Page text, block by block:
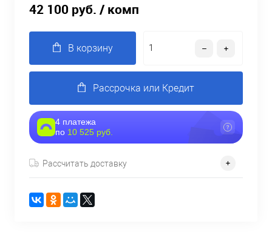
42 100 руб. / комп
В корзину
Рассрочка или Кредит
4 платежа
по 10 525 руб.
Рассчитать доставку